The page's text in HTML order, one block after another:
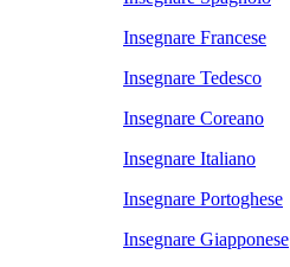
Insegnare Francese
Insegnare Tedesco
Insegnare Coreano
Insegnare Italiano
Insegnare Portoghese
Insegnare Giapponese